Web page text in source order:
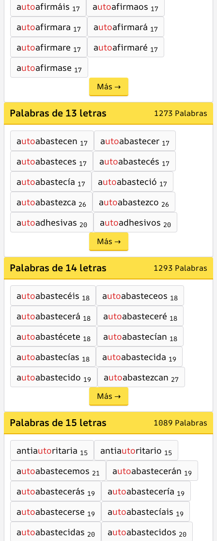
autoafirmáis 17 autoafirmaos 17
autoafirmara 17 autoafirmará 17
autoafirmare 17 autoafirmaré 17
autoafirmase 17
Más →
Palabras de 13 letras 1273 Palabras
autoabastecen 17 autoabastecer 17
autoabasteces 17 autoabastecés 17
autoabastecía 17 autoabasteció 17
autoabastezca 26 autoabastezco 26
autoadhesivas 20 autoadhesivos 20
Más →
Palabras de 14 letras 1293 Palabras
autoabastecéis 18 autoabasteceos 18
autoabastecerá 18 autoabasteceré 18
autoabastécete 18 autoabastecían 18
autoabastecías 18 autoabastecida 19
autoabastecido 19 autoabastezcan 27
Más →
Palabras de 15 letras 1089 Palabras
antiautoritaria 15 antiautoritario 15
autoabastecemos 21 autoabastecerán 19
autoabastecerás 19 autoabastecería 19
autoabastecerse 19 autoabastecíais 19
autoabastecidas 20 autoabastecidos 20